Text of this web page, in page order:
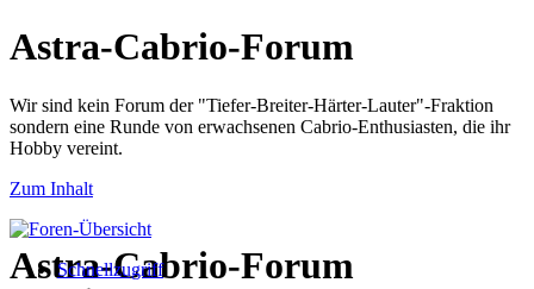
Astra-Cabrio-Forum
Wir sind kein Forum der "Tiefer-Breiter-Härter-Lauter"-Fraktion
sondern eine Runde von erwachsenen Cabrio-Enthusiasten, die ihr
Hobby vereint.
Zum Inhalt
Astra-Cabrio-Forum
Schnellzugriff